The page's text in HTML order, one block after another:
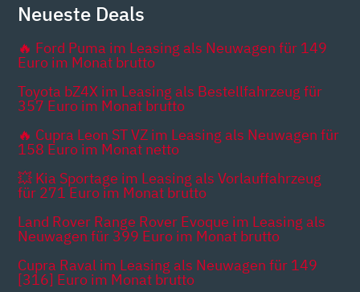
Neueste Deals
🔥 Ford Puma im Leasing als Neuwagen für 149
Euro im Monat brutto
Toyota bZ4X im Leasing als Bestellfahrzeug für
357 Euro im Monat brutto
🔥 Cupra Leon ST VZ im Leasing als Neuwagen für
158 Euro im Monat netto
💥 Kia Sportage im Leasing als Vorlauffahrzeug
für 271 Euro im Monat brutto
Land Rover Range Rover Evoque im Leasing als
Neuwagen für 399 Euro im Monat brutto
Cupra Raval im Leasing als Neuwagen für 149
[316] Euro im Monat brutto